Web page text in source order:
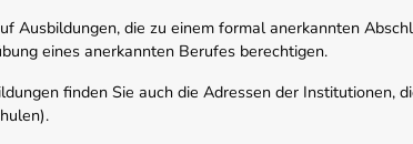
Ausbildungen, die zu einem formal anerkannten
eines anerkannten Berufes berechtigen.
finden Sie auch die Adressen der